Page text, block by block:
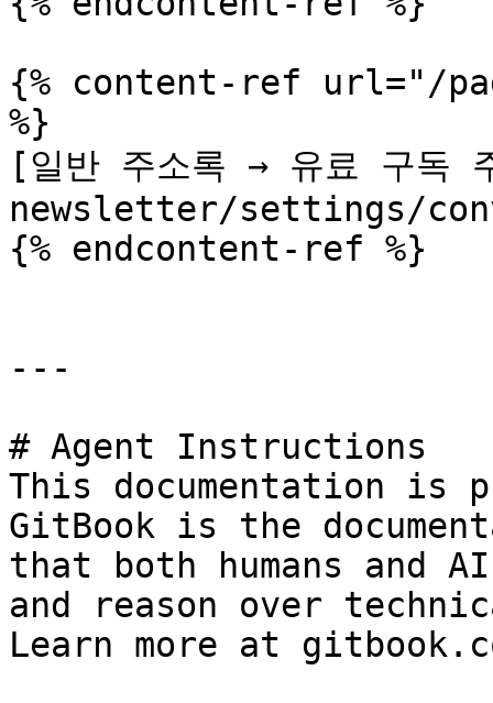
{% content-ref url="/pages/
%}
[일반 주소록 → 유료 구독
newsletter/settings/
{% endcontent-ref %}
---
# Agent Instructions
This documentation is
GitBook is the
that both humans and
and reason over
Learn more at